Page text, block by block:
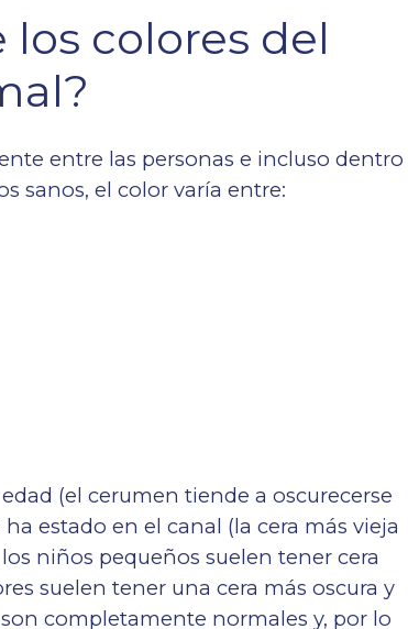
colores del
entre las personas e incluso dentro
sanos, el color varía entre:
(el cerumen tiende a oscurecerse
estado en el canal (la cera más vieja
niños pequeños suelen tener cera
suelen tener una cera más oscura y
completamente normales y, por lo